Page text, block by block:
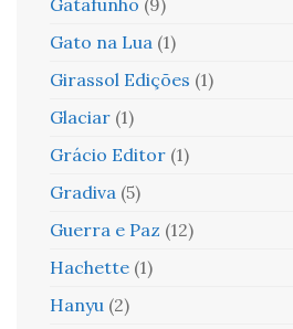
Gato na Lua (1)
Girassol Edições (1)
Glaciar (1)
Grácio Editor (1)
Gradiva (5)
Guerra e Paz (12)
Hachette (1)
Hanyu (2)